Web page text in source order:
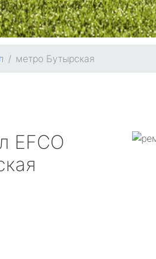
метро Бутырская
EFCO